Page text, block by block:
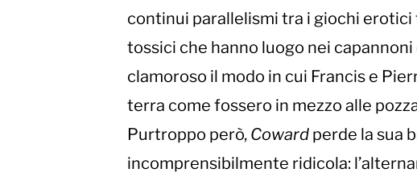
continui parallelismi tra i giochi erotici
tossici che hanno luogo nei
clamoroso il modo in cui Francis e
terra come fossero in mezzo alle
Purtroppo però, Coward perde la sua
incomprensibilmente ridicola: